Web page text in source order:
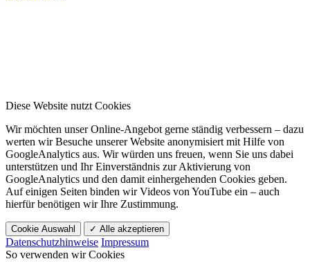
Diese Website nutzt Cookies
Wir möchten unser Online-Angebot gerne ständig verbessern – dazu
werten wir Besuche unserer Website anonymisiert mit Hilfe von
GoogleAnalytics aus. Wir würden uns freuen, wenn Sie uns dabei
unterstützen und Ihr Einverständnis zur Aktivierung von
GoogleAnalytics und den damit einhergehenden Cookies geben.
Auf einigen Seiten binden wir Videos von YouTube ein – auch
hierfür benötigen wir Ihre Zustimmung.
Cookie Auswahl ✓ Alle akzeptieren
Datenschutzhinweise Impressum
So verwenden wir Cookies